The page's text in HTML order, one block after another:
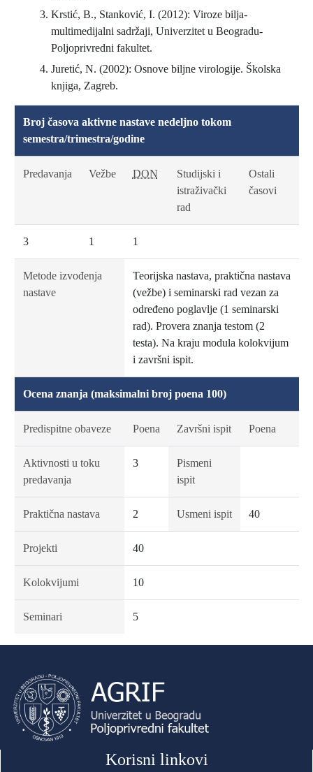
Krstić, B., Stanković, I. (2012): Viroze bilja-
multimedijalni sadržaji, Univerzitet u Beogradu-
Poljoprivredni fakultet.
Juretić, N. (2002): Osnove biljne virologije. Školska
knjiga, Zagreb.
Broj časova aktivne nastave nedeljno tokom
semestra/trimestra/godine
Predavanja Vežbe DON
Studijski i
istraživački
rad
Ostali
časovi
3 1 1
Metode izvođenja
nastave
Teorijska nastava, praktična nastava
(vežbe) i seminarski rad vezan za
određeno poglavlje (1 seminarski
rad). Provera znanja testom (2
testa). Na kraju modula kolokvijum
i završni ispit.
Ocena znanja (maksimalni broj poena 100)
Predispitne obaveze Poena Završni ispit Poena
Aktivnosti u toku
predavanja
3
Pismeni
ispit
Praktična nastava 2 Usmeni ispit 40
Projekti 40
Kolokvijumi 10
Seminari 5
Korisni linkovi